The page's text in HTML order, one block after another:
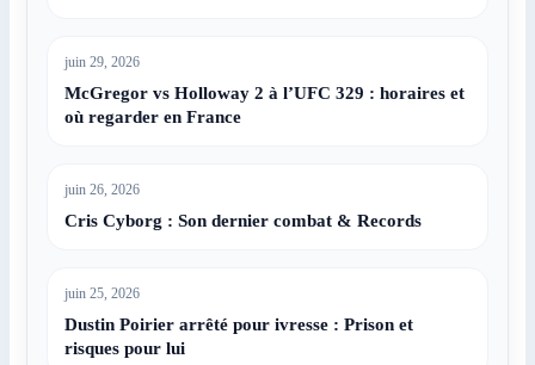
juin 29, 2026
McGregor vs Holloway 2 à l’UFC 329 : horaires et
où regarder en France
juin 26, 2026
Cris Cyborg : Son dernier combat & Records
juin 25, 2026
Dustin Poirier arrêté pour ivresse : Prison et
risques pour lui